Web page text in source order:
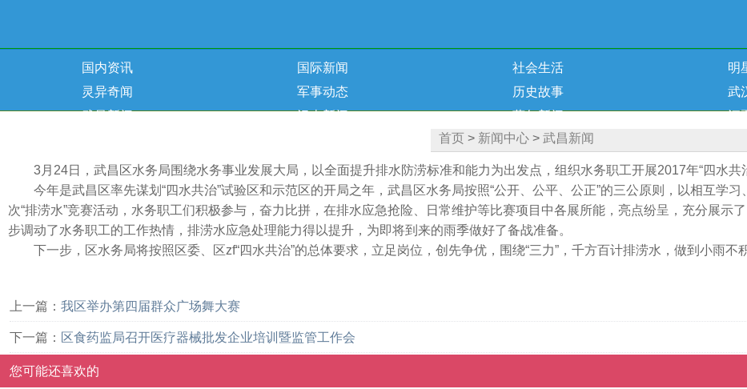
国内资讯 国际新闻 社会生活 明
灵异奇闻
军事动态 历史故事 武
武昌新闻
汉南新闻 蔡甸新闻 江
首页> 新闻中心> 武昌新闻
3月24日，武昌区水务局围绕水务事业发展大局，以全面提升排水防涝标准和能力为出发点，组织水务职工开展2017年“四水共
今年是武昌区率先谋划“四水共治”试验区和示范区的开局之年，武昌区水务局按照“公开、公平、公正”的三公原则，以相互学
次“排涝水”竞赛活动，水务职工们积极参与，奋力比拼，在排水应急抢险、日常维护等比赛项目中各展所能，亮点纷呈，充分展示
步调动了水务职工的工作热情，排涝水应急处理能力得以提升，为即将到来的雨季做好了备战准备。
下一步，区水务局将按照区委、区zf“四水共治”的总体要求，立足岗位，创先争优，围绕“三力”，千方百计排涝水，做到小雨不
上一篇： 我区举办第四届群众广场舞大赛
下一篇： 区食药监局召开医疗器械批发企业培训暨监管工作会
您可能还喜欢的